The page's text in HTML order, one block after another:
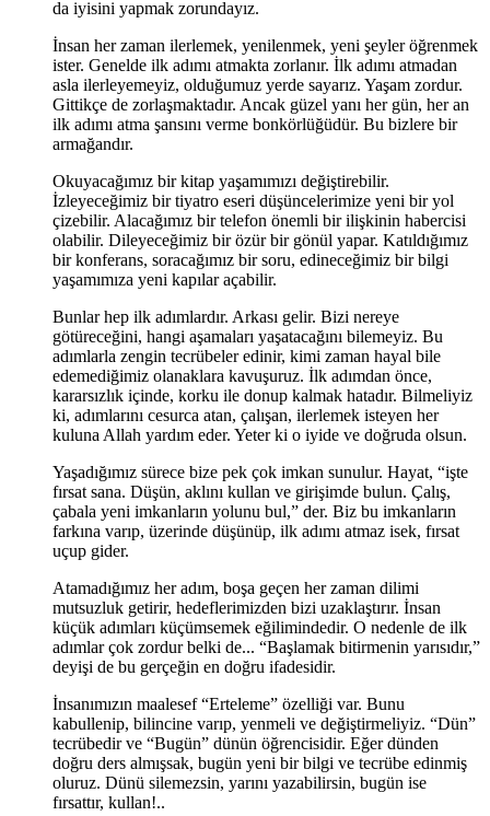
da iyisini yapmak zorundayız.
İnsan her zaman ilerlemek, yenilenmek, yeni şeyler öğrenmek
ister. Genelde ilk adımı atmakta zorlanır. İlk adımı atmadan
asla ilerleyemeyiz, olduğumuz yerde sayarız. Yaşam zordur.
Gittikçe de zorlaşmaktadır. Ancak güzel yanı her gün, her an
ilk adımı atma şansını verme bonkörlüğüdür. Bu bizlere bir
armağandır.
Okuyacağımız bir kitap yaşamımızı değiştirebilir.
İzleyeceğimiz bir tiyatro eseri düşüncelerimize yeni bir yol
çizebilir. Alacağımız bir telefon önemli bir ilişkinin habercisi
olabilir. Dileyeceğimiz bir özür bir gönül yapar. Katıldığımız
bir konferans, soracağımız bir soru, edineceğimiz bir bilgi
yaşamımıza yeni kapılar açabilir.
Bunlar hep ilk adımlardır. Arkası gelir. Bizi nereye
götüreceğini, hangi aşamaları yaşatacağını bilemeyiz. Bu
adımlarla zengin tecrübeler edinir, kimi zaman hayal bile
edemediğimiz olanaklara kavuşuruz. İlk adımdan önce,
kararsızlık içinde, korku ile donup kalmak hatadır. Bilmeliyiz
ki, adımlarını cesurca atan, çalışan, ilerlemek isteyen her
kuluna Allah yardım eder. Yeter ki o iyide ve doğruda olsun.
Yaşadığımız sürece bize pek çok imkan sunulur. Hayat, “işte
fırsat sana. Düşün, aklını kullan ve girişimde bulun. Çalış,
çabala yeni imkanların yolunu bul,” der. Biz bu imkanların
farkına varıp, üzerinde düşünüp, ilk adımı atmaz isek, fırsat
uçup gider.
Atamadığımız her adım, boşa geçen her zaman dilimi
mutsuzluk getirir, hedeflerimizden bizi uzaklaştırır. İnsan
küçük adımları küçümsemek eğilimindedir. O nedenle de ilk
adımlar çok zordur belki de... “Başlamak bitirmenin yarısıdır,”
deyişi de bu gerçeğin en doğru ifadesidir.
İnsanımızın maalesef “Erteleme” özelliği var. Bunu
kabullenip, bilincine varıp, yenmeli ve değiştirmeliyiz. “Dün”
tecrübedir ve “Bugün” dünün öğrencisidir. Eğer dünden
doğru ders almışsak, bugün yeni bir bilgi ve tecrübe edinmiş
oluruz. Dünü silemezsin, yarını yazabilirsin, bugün ise
fırsattır, kullan!..